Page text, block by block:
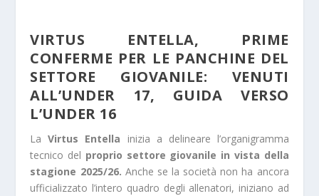
VIRTUS ENTELLA, PRIME
CONFERME PER LE PANCHINE DEL
SETTORE GIOVANILE: VENUTI
ALL’UNDER 17, GUIDA VERSO
L’UNDER 16
LaVirtus Entella inizia a delineare l’organigramma
tecnico del proprio settore giovanile in vista della
stagione 2025/26. Anche se la società non ha ancora
ufficializzato l’intero quadro degli allenatori, iniziano ad